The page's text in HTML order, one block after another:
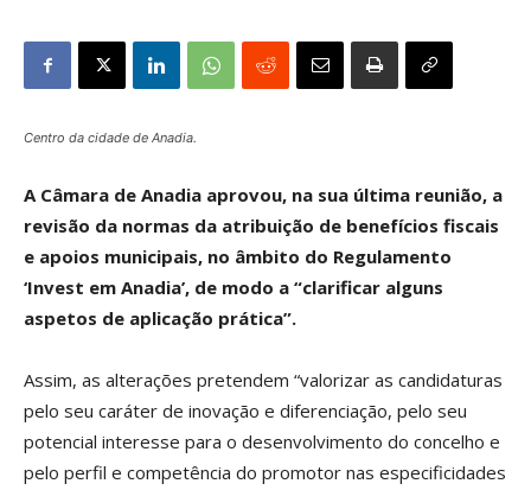
Centro da cidade de Anadia.
A Câmara de Anadia aprovou, na sua última reunião, a
revisão da normas da atribuição de benefícios fiscais
e apoios municipais, no âmbito do Regulamento
‘Invest em Anadia’, de modo a “clarificar alguns
aspetos de aplicação prática”.
Assim, as alterações pretendem “valorizar as candidaturas
pelo seu caráter de inovação e diferenciação, pelo seu
potencial interesse para o desenvolvimento do concelho e
pelo perfil e competência do promotor nas especificidades